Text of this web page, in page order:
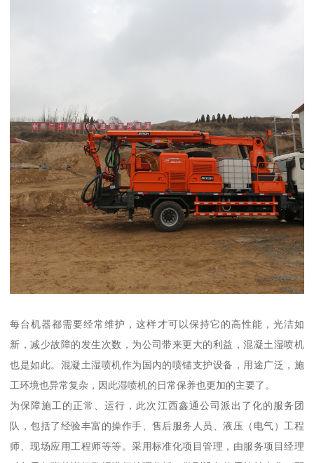
每台机器都需要经常维护，这样才可以保持它的高性能，光洁如
新，减少故障的发生次数，为公司带来更大的利益，混凝土湿喷机
也是如此。混凝土湿喷机作为国内的喷锚支护设备，用途广泛，施
工环境也异常复杂，因此湿喷机的日常保养也更加的主要了。
为保障施工的正常、运行，此次江西鑫通公司派出了化的服务团
队，包括了经验丰富的操作手、售后服务人员、液压（电气）工程
师、现场应用工程师等等。采用标准化项目管理，由服务项目经理